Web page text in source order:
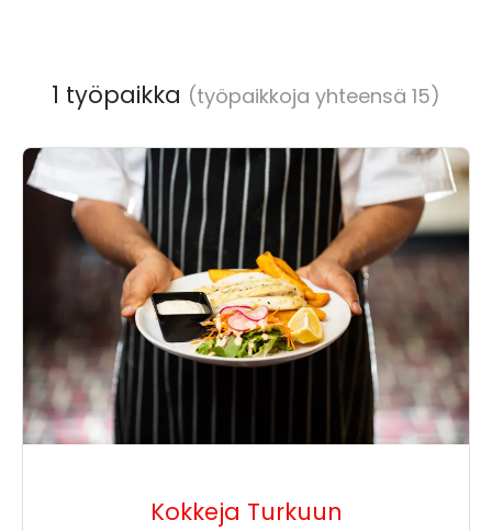
1 työpaikka (työpaikkoja yhteensä 15)
Kokkeja Turkuun